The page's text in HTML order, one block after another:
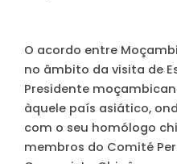
O acordo entre
no âmbito da visita de
Presidente
àquele país asiático,
com o seu homólogo
membros do Comité